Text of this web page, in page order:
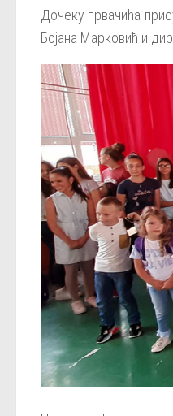
Дочеку првачића
Бојана Марковић и